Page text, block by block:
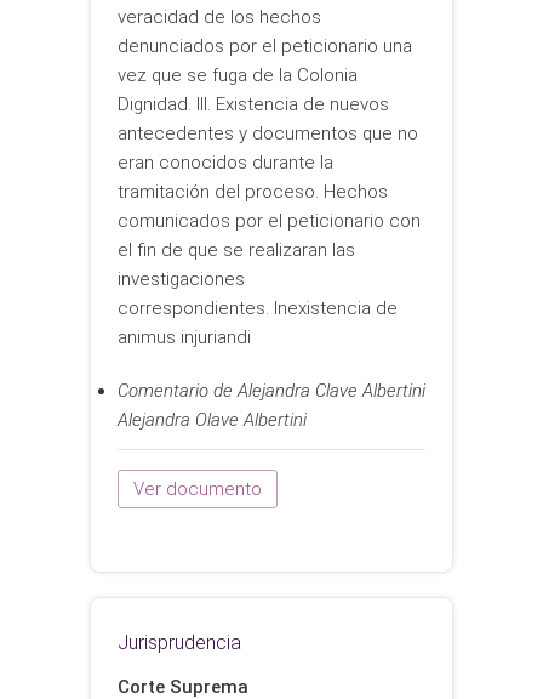
veracidad de los hechos
denunciados por el peticionario una
vez que se fuga de la Colonia
Dignidad. III. Existencia de nuevos
antecedentes y documentos que no
eran conocidos durante la
tramitación del proceso. Hechos
comunicados por el peticionario con
el fin de que se realizaran las
investigaciones
correspondientes. Inexistencia de
animus injuriandi
Comentario de Alejandra Clave Albertini
Alejandra Olave Albertini
Ver documento
Jurisprudencia
Corte Suprema